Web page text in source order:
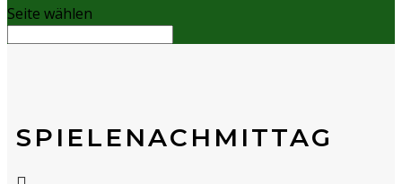
Seite wählen
SPIELENACHMITTAG